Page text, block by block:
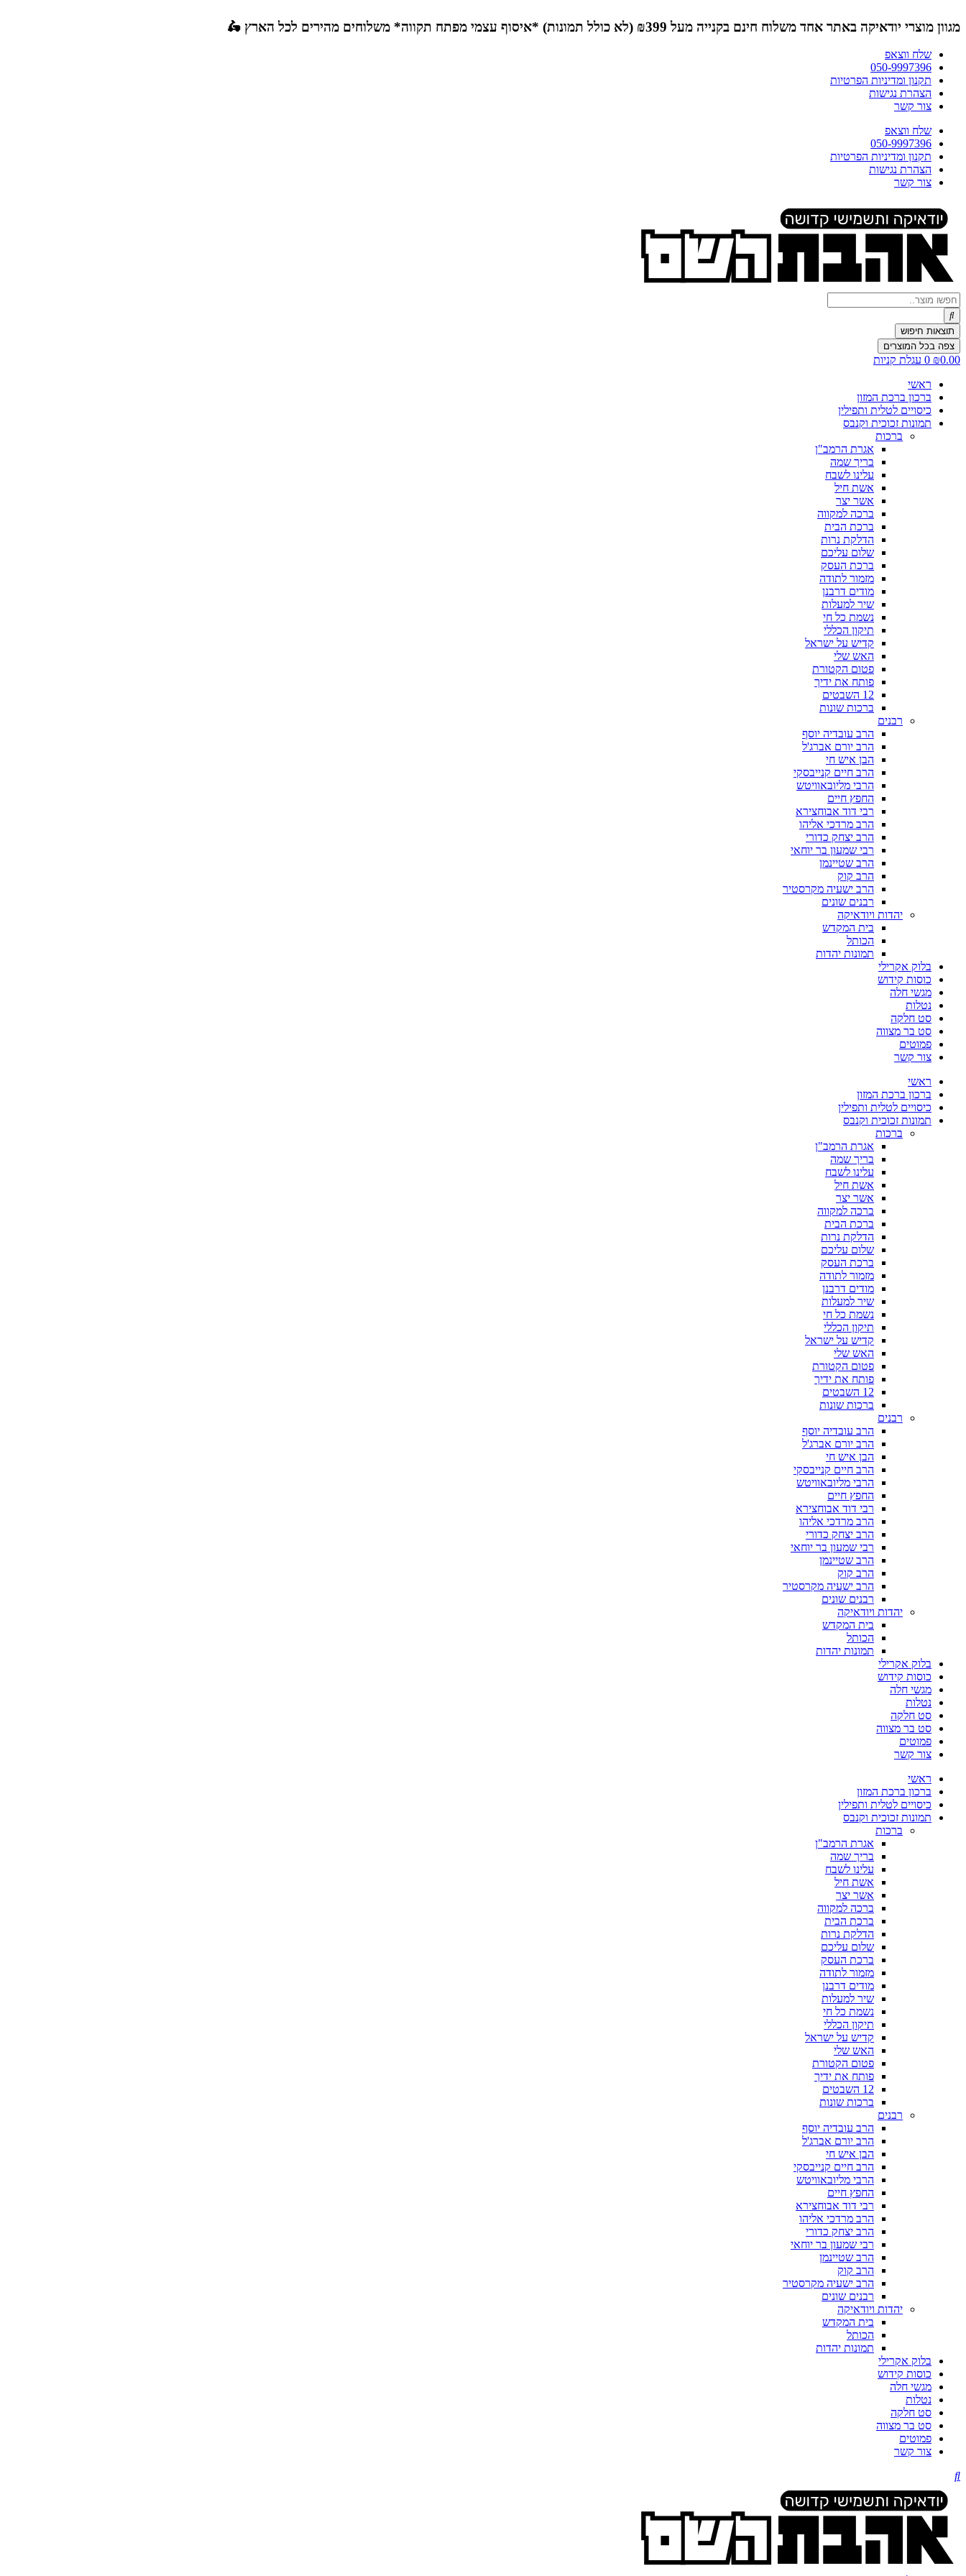
לתוכן
מגוון מוצרי יודאיקה באתר אחד משלוח חינם בקנייה מעל ₪399 (לא כולל תמונות) *איסוף עצמי מפתח תקווה* משלוחים מהירים לכל הארץ 🛵
שלח ווצאפ
050-9997396
תקנון ומדיניות הפרטיות
הצהרת נגישות
צור קשר
שלח ווצאפ
050-9997396
תקנון ומדיניות הפרטיות
הצהרת נגישות
צור קשר
Search
...
תוצאות חיפוש
צפה בכל המוצרים
₪0.00
0 עגלת קניות
ראשי
ברכון ברכת המזון
כיסויים לטלית ותפילין
תמונות זכוכית וקנבס
ברכות
אגרת הרמב"ן
בריך שמה
עלינו לשבח
אשת חיל
אשר יצר
ברכה למקווה
ברכת הבית
הדלקת נרות
שלום עליכם
ברכת העסק
מזמור לתודה
מודים דרבנן
שיר למעלות
נשמת כל חי
תיקון הכללי
קדיש על ישראל
האש שלי
פטום הקטורת
פותח את ידיך
12 השבטים
ברכות שונות
רבנים
הרב עובדיה יוסף
הרב יורם אברג'ל
הבן איש חי
הרב חיים קנייבסקי
הרבי מליובאוויטש
החפץ חיים
רבי דוד אבוחצירא
הרב מרדכי אליהו
הרב יצחק כדורי
רבי שמעון בר יוחאי
הרב שטיינמן
הרב קוק
הרב ישעיה מקרסטיר
רבנים שונים
יהדות ויודאיקה
בית המקדש
הכותל
תמונות יהדות
בלוק אקרילי
כוסות קידוש
מגשי חלה
נטלות
סט חלקה
סט בר מצווה
פמוטים
צור קשר
ראשי
ברכון ברכת המזון
כיסויים לטלית ותפילין
תמונות זכוכית וקנבס
ברכות
אגרת הרמב"ן
בריך שמה
עלינו לשבח
אשת חיל
אשר יצר
ברכה למקווה
ברכת הבית
הדלקת נרות
שלום עליכם
ברכת העסק
מזמור לתודה
מודים דרבנן
שיר למעלות
נשמת כל חי
תיקון הכללי
קדיש על ישראל
האש שלי
פטום הקטורת
פותח את ידיך
12 השבטים
ברכות שונות
רבנים
הרב עובדיה יוסף
הרב יורם אברג'ל
הבן איש חי
הרב חיים קנייבסקי
הרבי מליובאוויטש
החפץ חיים
רבי דוד אבוחצירא
הרב מרדכי אליהו
הרב יצחק כדורי
רבי שמעון בר יוחאי
הרב שטיינמן
הרב קוק
הרב ישעיה מקרסטיר
רבנים שונים
יהדות ויודאיקה
בית המקדש
הכותל
תמונות יהדות
בלוק אקרילי
כוסות קידוש
מגשי חלה
נטלות
סט חלקה
סט בר מצווה
פמוטים
צור קשר
ראשי
ברכון ברכת המזון
כיסויים לטלית ותפילין
תמונות זכוכית וקנבס
ברכות
אגרת הרמב"ן
בריך שמה
עלינו לשבח
אשת חיל
אשר יצר
ברכה למקווה
ברכת הבית
הדלקת נרות
שלום עליכם
ברכת העסק
מזמור לתודה
מודים דרבנן
שיר למעלות
נשמת כל חי
תיקון הכללי
קדיש על ישראל
האש שלי
פטום הקטורת
פותח את ידיך
12 השבטים
ברכות שונות
רבנים
הרב עובדיה יוסף
הרב יורם אברג'ל
הבן איש חי
הרב חיים קנייבסקי
הרבי מליובאוויטש
החפץ חיים
רבי דוד אבוחצירא
הרב מרדכי אליהו
הרב יצחק כדורי
רבי שמעון בר יוחאי
הרב שטיינמן
הרב קוק
הרב ישעיה מקרסטיר
רבנים שונים
יהדות ויודאיקה
בית המקדש
הכותל
תמונות יהדות
בלוק אקרילי
כוסות קידוש
מגשי חלה
נטלות
סט חלקה
סט בר מצווה
פמוטים
צור קשר